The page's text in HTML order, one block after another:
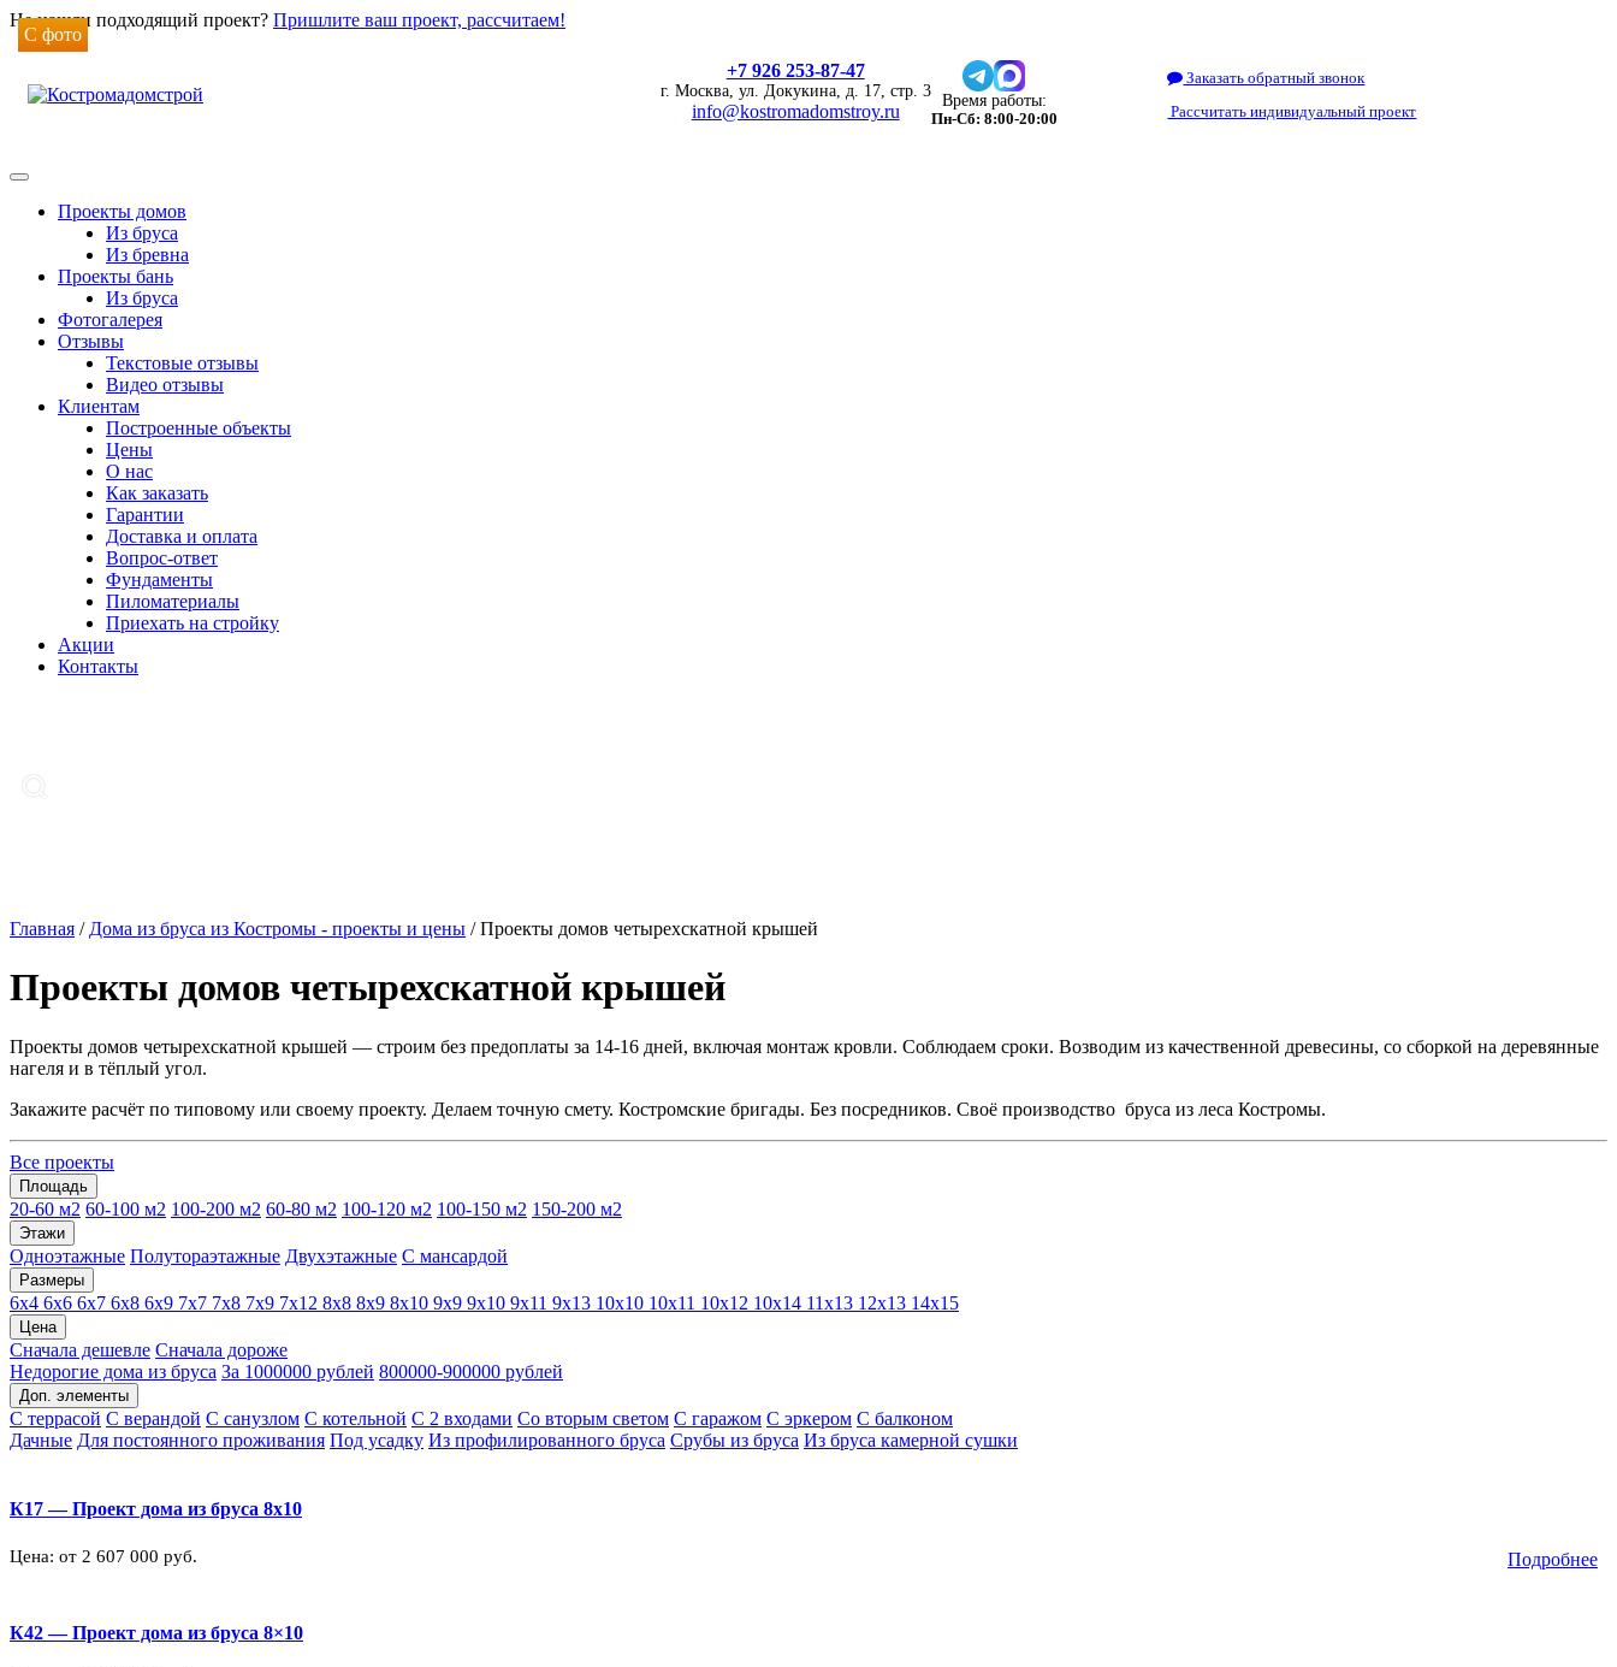
Не нашли подходящий проект? Пришлите ваш проект, рассчитаем!
+7 926 253-87-47
г. Москва, ул. Докукина, д. 17, стр. 3
info@kostromadomstroy.ru
Время работы:
Пн-Сб: 8:00-20:00
Заказать обратный звонок
Рассчитать индивидуальный проект
Проекты домов
Из бруса
Из бревна
Проекты бань
Из бруса
Фотогалерея
Отзывы
Текстовые отзывы
Видео отзывы
Клиентам
Построенные объекты
Цены
О нас
Как заказать
Гарантии
Доставка и оплата
Вопрос-ответ
Фундаменты
Пиломатериалы
Приехать на стройку
Акции
Контакты
Главная / Дома из бруса из Костромы - проекты и цены /Проекты домов четырехскатной крышей
Проекты домов четырехскатной крышей
Проекты домов четырехскатной крышей — строим без предоплаты за 14-16 дней, включая монтаж кровли. Соблюдаем сроки. Возводим из качественной древесины, со сборкой на деревянные
нагеля и в тёплый угол.
Закажите расчёт по типовому или своему проекту. Делаем точную смету. Костромские бригады. Без посредников. Своё производство бруса из леса Костромы.
Все проекты
Площадь
20-60 м2 60-100 м2 100-200 м2 60-80 м2 100-120 м2 100-150 м2 150-200 м2
Этажи
Одноэтажные Полутораэтажные Двухэтажные С мансардой
Размеры
6х4 6х6 6х7 6х8 6х9 7х7 7х8 7х9 7х12 8х8 8х9 8х10 9х9 9х10 9х11 9х13 10х10 10х11 10х12 10х14 11х13 12х13 14х15
Цена
Сначала дешевле Сначала дороже
Недорогие дома из бруса За 1000000 рублей 800000-900000 рублей
Доп. элементы
С террасой С верандой С санузлом С котельной С 2 входами Со вторым светом С гаражом С эркером С балконом
Дачные Для постоянного проживания Под усадку Из профилированного бруса Срубы из бруса Из бруса камерной сушки
С фото
К17 — Проект дома из бруса 8х10
Цена: от 2 607 000 руб. Подробнее
К42 — Проект дома из бруса 8×10